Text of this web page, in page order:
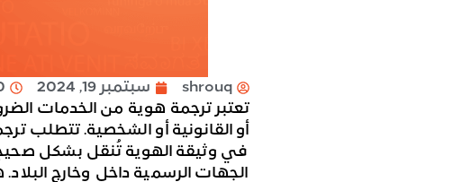
shrouq سبتمبر 19, 2024
تعتبر ترجمة هوية من الخدمات
أو القانونية أو الشخصية. تتطلب
في وثيقة الهوية تُنقل بشكل
الجهات الرسمية داخل وخارج